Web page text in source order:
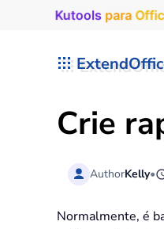
Kutools para
Crie
AuthorKelly•
Normalmente, é